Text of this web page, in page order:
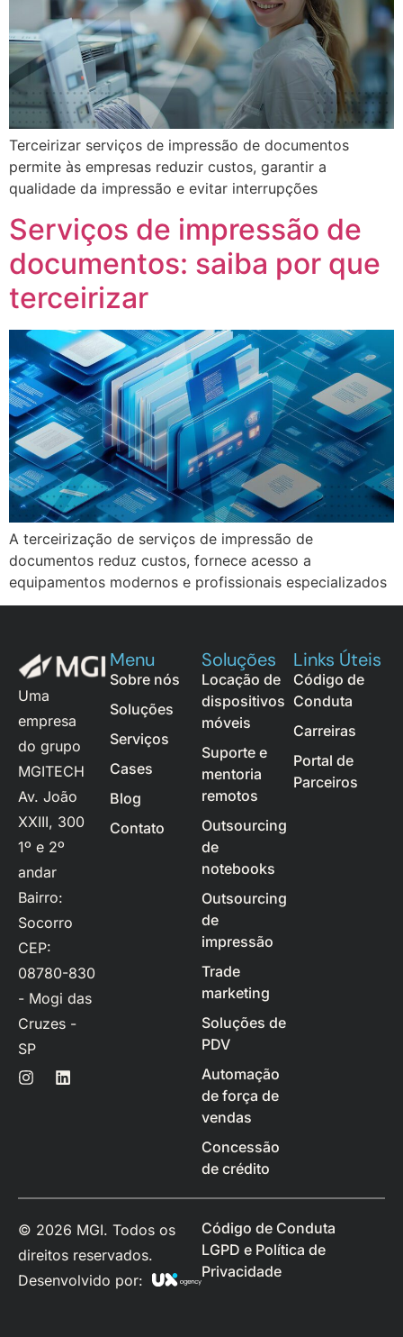
Terceirizar serviços de impressão de documentos
permite às empresas reduzir custos, garantir a
qualidade da impressão e evitar interrupções
Serviços de impressão de
documentos: saiba por que
terceirizar
A terceirização de serviços de impressão de
documentos reduz custos, fornece acesso a
equipamentos modernos e profissionais especializados
Uma
empresa
do grupo
MGITECH
Av. João
XXIII, 300
1º e 2º
andar
Bairro:
Socorro
CEP:
08780-830
- Mogi das
Cruzes -
SP
Menu
Sobre nós
Soluções
Serviços
Cases
Blog
Contato
Soluções
Locação de
dispositivos
móveis
Suporte e
mentoria
remotos
Outsourcing
de
notebooks
Outsourcing
de
impressão
Trade
marketing
Soluções de
PDV
Automação
de força de
vendas
Concessão
de crédito
Links Úteis
Código de
Conduta
Carreiras
Portal de
Parceiros
© 2026 MGI. Todos os
direitos reservados.
Desenvolvido por:
Código de Conduta
LGPD e Política de
Privacidade